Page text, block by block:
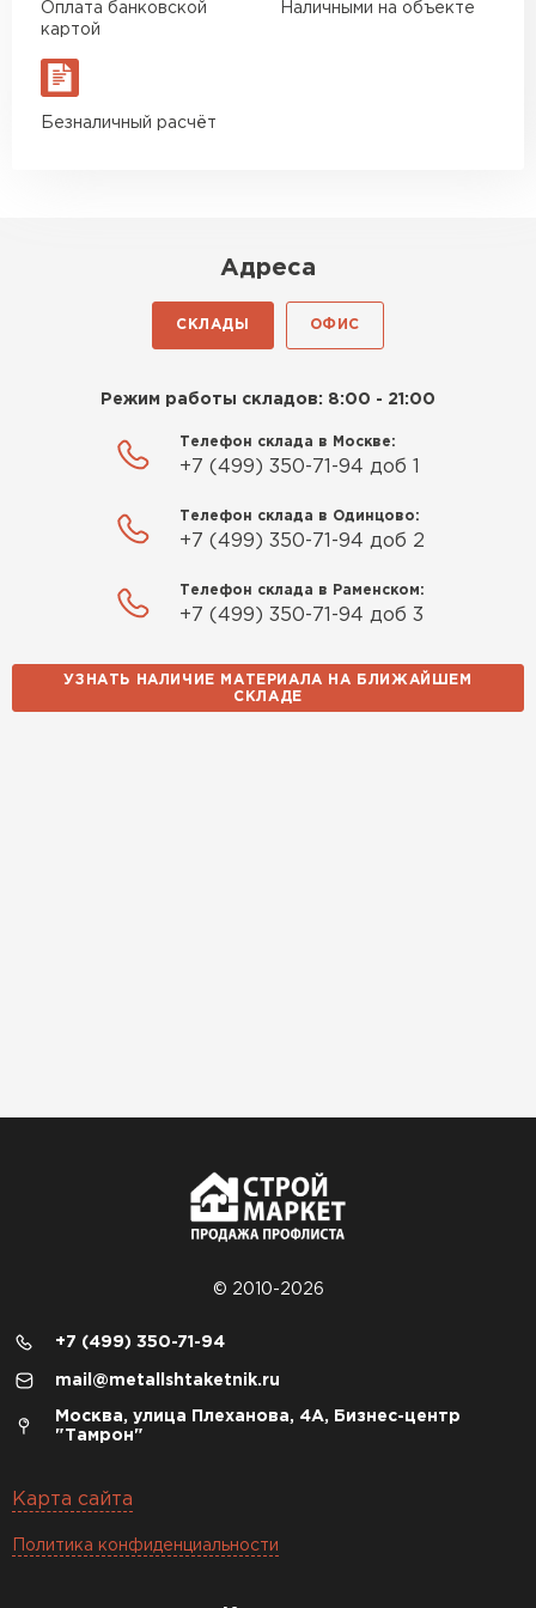
двухскатной крыши.
Оплата банковской
картой
Наличными на объекте
Безналичный расчёт
Адреса
СКЛАДЫ ОФИС
Режим работы складов: 8:00 - 21:00
Телефон склада в Москве:
+7 (499) 350-71-94 доб 1
Телефон склада в Одинцово:
+7 (499) 350-71-94 доб 2
Телефон склада в Раменском:
+7 (499) 350-71-94 доб 3
УЗНАТЬ НАЛИЧИЕ МАТЕРИАЛА НА БЛИЖАЙШЕМ
СКЛАДЕ
© 2010-2026
+7 (499) 350-71-94
mail@metallshtaketnik.ru
Москва, улица Плеханова, 4А, Бизнес-центр
"Тамрон"
Карта сайта
Политика конфиденциальности